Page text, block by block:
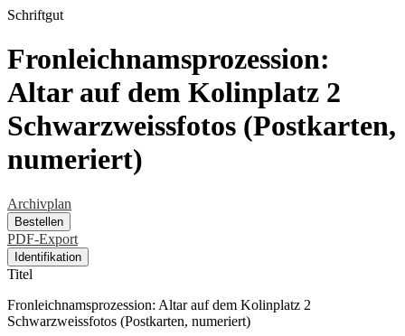
Schriftgut
Fronleichnamsprozession:
Altar auf dem Kolinplatz 2
Schwarzweissfotos (Postkarten,
numeriert)
Archivplan
Bestellen
PDF-Export
Identifikation
Titel
Fronleichnamsprozession: Altar auf dem Kolinplatz 2
Schwarzweissfotos (Postkarten, numeriert)